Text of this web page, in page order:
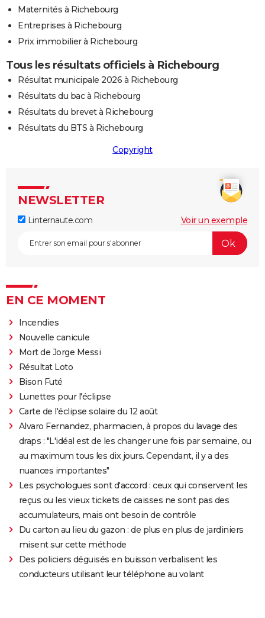
Maternités à Richebourg
Entreprises à Richebourg
Prix immobilier à Richebourg
Tous les résultats officiels à Richebourg
Résultat municipale 2026 à Richebourg
Résultats du bac à Richebourg
Résultats du brevet à Richebourg
Résultats du BTS à Richebourg
Copyright
NEWSLETTER
Linternaute.com Voir un exemple
EN CE MOMENT
Incendies
Nouvelle canicule
Mort de Jorge Messi
Résultat Loto
Bison Futé
Lunettes pour l'éclipse
Carte de l'éclipse solaire du 12 août
Alvaro Fernandez, pharmacien, à propos du lavage des
draps : "L'idéal est de les changer une fois par semaine, ou
au maximum tous les dix jours. Cependant, il y a des
nuances importantes"
Les psychologues sont d'accord : ceux qui conservent les
reçus ou les vieux tickets de caisses ne sont pas des
accumulateurs, mais ont besoin de contrôle
Du carton au lieu du gazon : de plus en plus de jardiniers
misent sur cette méthode
Des policiers déguisés en buisson verbalisent les
conducteurs utilisant leur téléphone au volant